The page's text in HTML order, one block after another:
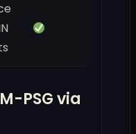
PSG via